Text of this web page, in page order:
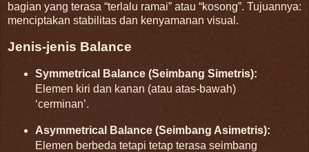
bagian yang terasa “terlalu ramai” atau “kosong”. Tujuannya:
menciptakan stabilitas dan kenyamanan visual.
Jenis-jenis Balance
Symmetrical Balance (Seimbang Simetris):
Elemen kiri dan kanan (atau atas-bawah)
‘cerminan’.
Asymmetrical Balance (Seimbang Asimetris):
Elemen berbeda tetapi tetap terasa seimbang